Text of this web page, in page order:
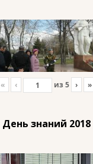
« ‹ из 5 › »
День знаний 2018